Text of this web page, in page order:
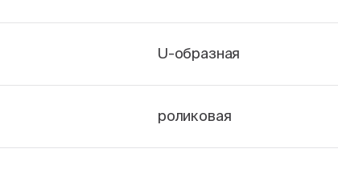
U-образная
роликовая